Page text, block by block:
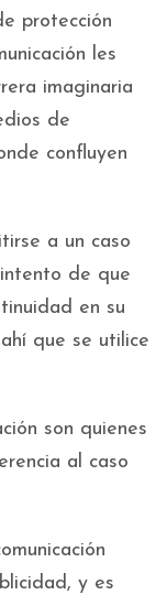
protección
les
imaginaria
de
confluyen
a un caso
de que
en su
que se utilice
son quienes
al caso
y es